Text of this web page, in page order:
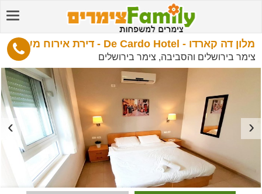
מלון דה קארדו - De Cardo Hotel - דירת אירוח משפחתית
צימר בירושלים והסביבה, צימר בירושלים